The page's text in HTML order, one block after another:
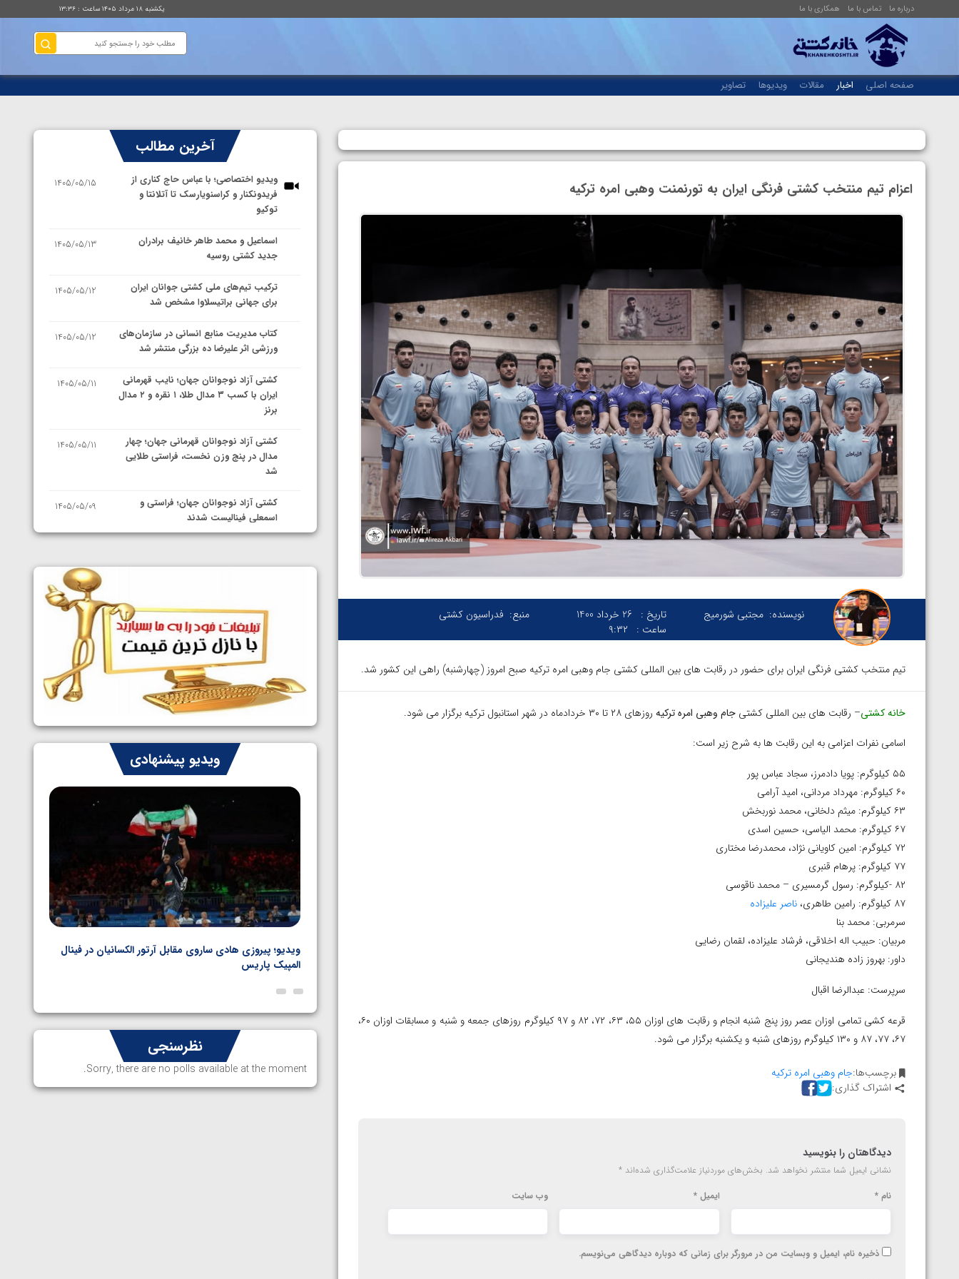
درباره ما تماس با ما همکاری با ما یکشنبه ۱۸ مرداد ۱۴۰۵ ساعت : ۱۳:۳۶
صفحه اصلی اخبار مقالات ویدیوها تصاویر
اعزام تیم منتخب کشتی فرنگی ایران به تورنمنت وهبی امره ترکیه
نویسنده: مجتبی شورمیج تاریخ :
26 خرداد 1400
ساعت :
۹:۳۲
منبع: فدراسیون کشتی
تیم منتخب کشتی فرنگی ایران برای حضور در رقابت های بین المللی کشتی جام وهبی امره ترکیه صبح امروز (چهارشنبه) راهی این کشور شد.
خانه کشتی– رقابت های بین المللی کشتی جام وهبی امره ترکیه روزهای ۲۸ تا ۳۰ خردادماه در شهر استانبول ترکیه برگزار می شود.
اسامی نفرات اعزامی به این رقابت ها به شرح زیر است:
۵۵ کیلوگرم: پویا دادمرز، سجاد عباس پور
۶۰ کیلوگرم: مهرداد مردانی، امید آرامی
۶۳ کیلوگرم: میثم دلخانی، محمد نوربخش
۶۷ کیلوگرم: محمد الیاسی، حسین اسدی
۷۲ کیلوگرم: امین کاویانی نژاد، محمدرضا مختاری
۷۷ کیلوگرم: پرهام قنبری
۸۲ -کیلوگرم: رسول گرمسیری – محمد ناقوسی
۸۷ کیلوگرم: رامین طاهری،
ناصر علیزاده
سرمربی: محمد بنا
مربیان: حبیب اله اخلاقی، فرشاد علیزاده، لقمان رضایی
داور: بهروز زاده هندیجانی
سرپرست: عبدالرضا اقبال
قرعه کشی تمامی اوزان عصر روز پنج شنبه انجام و رقابت های اوزان ۵۵، ۶۳، ۷۲، ۸۲ و ۹۷ کیلوگرم روزهای جمعه و شنبه و مسابقات اوزان ۶۰،
۶۷، ۷۷، ۸۷ و ۱۳۰ کیلوگرم روزهای شنبه و یکشنبه برگزار می شود.
برچسب‌ها:جام وهبی امره ترکیه
اشتراک گذاری:
دیدگاهتان را بنویسید
نشانی ایمیل شما منتشر نخواهد شد. بخش‌های موردنیاز علامت‌گذاری شده‌اند *
نام * ایمیل* وب‌ سایت
ذخیره نام، ایمیل و وبسایت من در مرورگر برای زمانی که دوباره دیدگاهی می‌نویسم.
آخرین مطالب
ویدیو اختصاصی؛ با عباس حاج کناری از
فریدونکنار و کراسنویارسک تا آتلانتا و
توکیو
1405/05/15
اسماعیل و محمد طاهر خانیف برادران
جدید کشتی روسیه
1405/05/13
ترکیب تیم‌های ملی کشتی جوانان ایران
برای جهانی براتیسلاوا مشخص شد
1405/05/12
کتاب مدیریت منابع انسانی در سازمان‌های
ورزشی اثر علیرضا ده بزرگی منتشر شد
1405/05/12
کشتی آزاد نوجوانان جهان؛ نایب قهرمانی
ایران با کسب ۳ مدال طلا، ۱ نقره و ۲ مدال
برنز
1405/05/11
کشتی آزاد نوجوانان قهرمانی جهان؛ چهار
مدال در پنج وزن نخست، فراستی طلایی
شد
1405/05/11
کشتی آزاد نوجوانان جهان؛ فراستی و
اسمعلی فینالیست شدند
1405/05/09
نمایندگان ایران مشخص شدند
سوم برای ایران
1405/05/07
ایران چشم به راه چهار مدال در پنج وزن
دوم کشتی فرنگی نوجوانان جهان
1405/05/06
ویدیو پیشنهادی
امین میرزازاده
ویدیو؛ باخت امین کاویانی نژاد مقابل مالخاز آمویان از
ارمنستان
ویدیو؛ پیروزی هادی ساروی مقابل آرتور الکسانیان در فینال
المپیک پاریس
نظرسنجی
Sorry, there are no polls available at the moment.